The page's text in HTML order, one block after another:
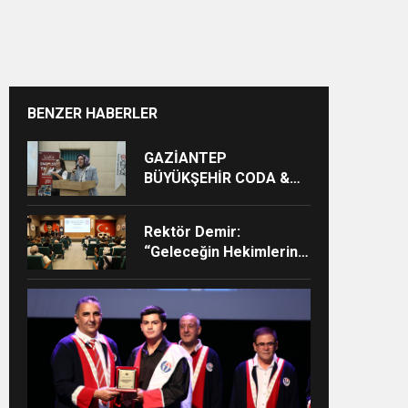
BENZER HABERLER
GAZİANTEP
BÜYÜKŞEHİR CODA &
MEZUNİYET HEYECANI
Rektör Demir:
“Geleceğin Hekimlerini
Klinik Altyapıyla
Yetiştiriyoruz”